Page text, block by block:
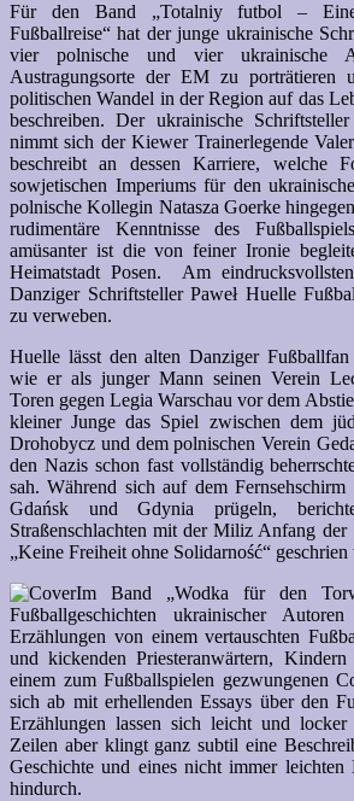
Für den Band „Totalniy futbol – Eine
Fußballreise“ hat der junge ukrainische
vier polnische und vier ukrainische
Austragungsorte der EM zu porträtieren
politischen Wandel in der Region auf das
beschreiben. Der ukrainische
nimmt sich der Kiewer Trainerlegende
beschreibt an dessen Karriere, welche
sowjetischen Imperiums für den
polnische Kollegin Natasza Goerke
rudimentäre Kenntnisse des
amüsanter ist die von feiner Ironie
Heimatstadt Posen. Am
Danziger Schriftsteller Paweł Huelle
zu verweben.
Huelle lässt den alten Danziger
wie er als junger Mann seinen Verein
Toren gegen Legia Warschau vor dem
kleiner Junge das Spiel zwischen dem
Drohobycz und dem polnischen Verein
den Nazis schon fast vollständig
sah. Während sich auf dem
Gdańsk und Gdynia prügeln,
Straßenschlachten mit der Miliz Anfang der
„Keine Freiheit ohne Solidarność“ geschrien
Im Band „Wodka für den
Fußballgeschichten ukrainischer
Erzählungen von einem vertauschten
und kickenden Priesteranwärtern,
einem zum Fußballspielen gezwungenen
sich ab mit erhellenden Essays über den
Erzählungen lassen sich leicht und
Zeilen aber klingt ganz subtil eine
Geschichte und eines nicht immer
hindurch.